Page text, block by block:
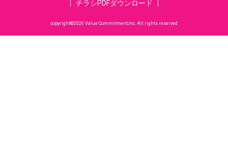
チラシPDFダウンロード
copyright©2026 Value Commitment,Inc. All rights reserved